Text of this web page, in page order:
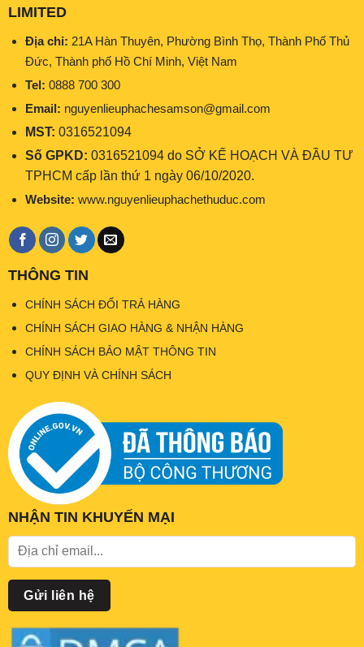
LIMITED
Địa chỉ: 21A Hàn Thuyên, Phường Bình Thọ, Thành Phố Thủ
Đức, Thành phố Hồ Chí Minh, Việt Nam
Tel: 0888 700 300
Email: nguyenlieuphachesamson@gmail.com
MST: 0316521094
Số GPKD: 0316521094 do SỞ KẾ HOẠCH VÀ ĐẦU TƯ
TPHCM cấp lần thứ 1 ngày 06/10/2020.
Website: www.nguyenlieuphachethuduc.com
THÔNG TIN
CHÍNH SÁCH ĐỔI TRẢ HÀNG
CHÍNH SÁCH GIAO HÀNG & NHẬN HÀNG
CHÍNH SÁCH BẢO MẬT THÔNG TIN
QUY ĐỊNH VÀ CHÍNH SÁCH
NHẬN TIN KHUYẾN MẠI